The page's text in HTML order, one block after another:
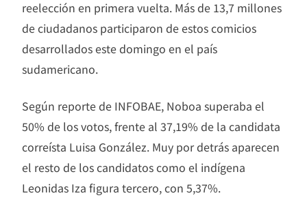
reelección en primera vuelta. Más de 13,7 millones
de ciudadanos participaron de estos comicios
desarrollados este domingo en el país
sudamericano.
Según reporte de INFOBAE, Noboa superaba el
50% de los votos, frente al 37,19% de la candidata
correísta Luisa González. Muy por detrás aparecen
el resto de los candidatos como el indígena
Leonidas Iza figura tercero, con 5,37%.